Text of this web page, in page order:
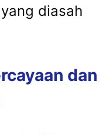
diasah
dan